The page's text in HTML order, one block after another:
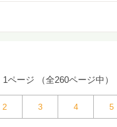
1ページ （全260ページ中）
2 3 4 5